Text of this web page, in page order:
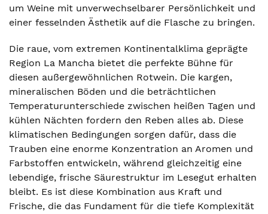
um Weine mit unverwechselbarer Persönlichkeit und
einer fesselnden Ästhetik auf die Flasche zu bringen.
Die raue, vom extremen Kontinentalklima geprägte
Region La Mancha bietet die perfekte Bühne für
diesen außergewöhnlichen Rotwein. Die kargen,
mineralischen Böden und die beträchtlichen
Temperaturunterschiede zwischen heißen Tagen und
kühlen Nächten fordern den Reben alles ab. Diese
klimatischen Bedingungen sorgen dafür, dass die
Trauben eine enorme Konzentration an Aromen und
Farbstoffen entwickeln, während gleichzeitig eine
lebendige, frische Säurestruktur im Lesegut erhalten
bleibt. Es ist diese Kombination aus Kraft und
Frische, die das Fundament für die tiefe Komplexität